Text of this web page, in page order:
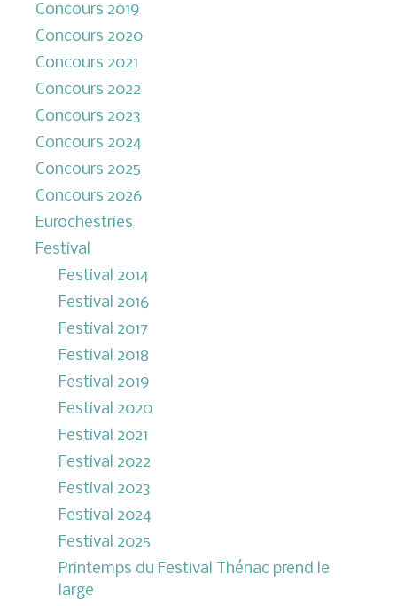
Concours 2019
Concours 2020
Concours 2021
Concours 2022
Concours 2023
Concours 2024
Concours 2025
Concours 2026
Eurochestries
Festival
Festival 2014
Festival 2016
Festival 2017
Festival 2018
Festival 2019
Festival 2020
Festival 2021
Festival 2022
Festival 2023
Festival 2024
Festival 2025
Printemps du Festival Thénac prend le
large